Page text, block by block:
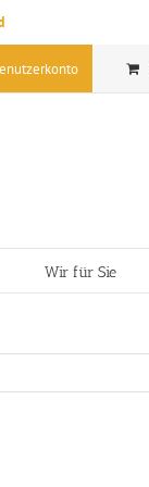
Wir für Sie